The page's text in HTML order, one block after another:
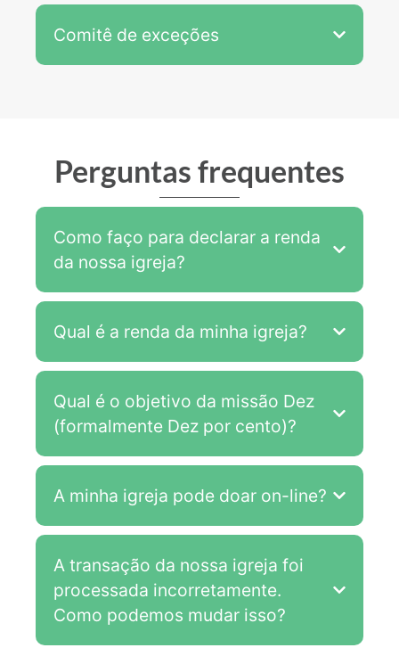
Comitê de exceções
Perguntas frequentes
Como faço para declarar a renda
da nossa igreja?
Qual é a renda da minha igreja?
Qual é o objetivo da missão Dez
(formalmente Dez por cento)?
A minha igreja pode doar on-line?
A transação da nossa igreja foi
processada incorretamente.
Como podemos mudar isso?